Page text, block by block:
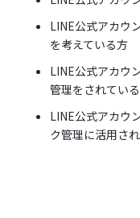
LINE公式アカウ
を考えている方
LINE公式アカウ
管理をされてい
LINE公式アカウ
ク管理に活用さ